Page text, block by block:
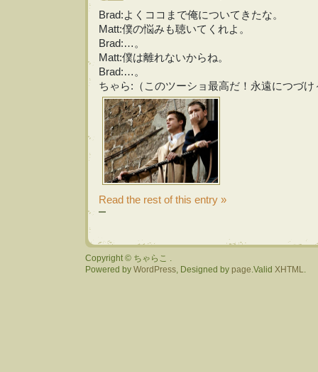
Brad:よくココまで俺についてきたな。
Matt:僕の悩みも聴いてくれよ。
Brad:…。
Matt:僕は離れないからね。
Brad:…。
ちゃら:（このツーショ最高だ！永遠につづけ
Read the rest of this entry »
Copyright © ちゃらこ .
Powered by WordPress, Designed by page.Valid XHTML.